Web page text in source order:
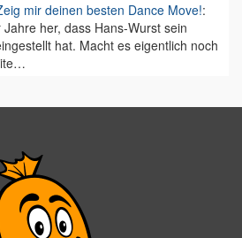
mir deinen besten Dance Move!:
Jahre her, dass Hans-Wurst sein
hat. Macht es eigentlich noch